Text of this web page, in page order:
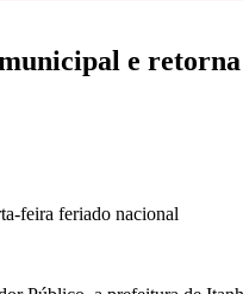
e
feira feriado nacional